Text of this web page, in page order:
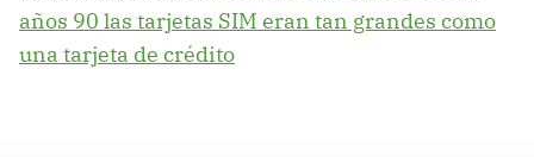
años 90 las tarjetas SIM eran tan grandes como
una tarjeta de crédito